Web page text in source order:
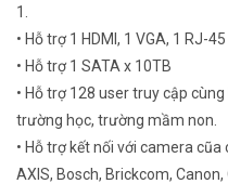
1.
• Hỗ trợ 1 HDMI, 1 VGA, 1 RJ-
• Hỗ trợ 1 SATA x 10TB
• Hỗ trợ 128 user truy cập
trường học, trường mầm non.
• Hỗ trợ kết nối với camera
AXIS, Bosch, Brickcom,